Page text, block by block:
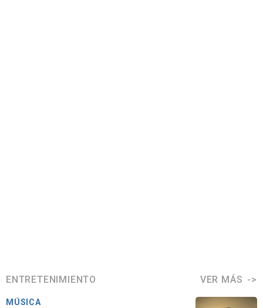
ENTRETENIMIENTO VER MÁS
MÚSICA